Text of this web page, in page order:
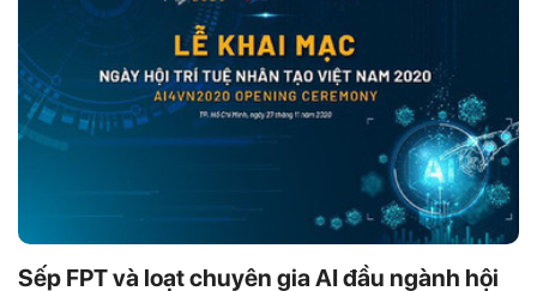
Sếp FPT và loạt chuyên gia AI đầu ngành hội